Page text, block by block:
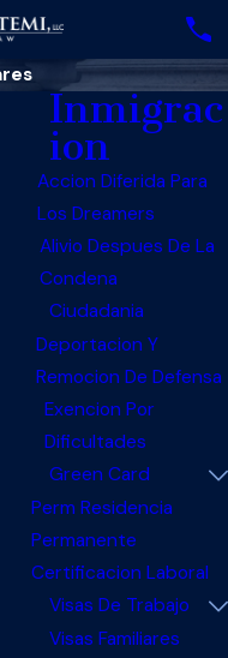
de
Inmigrac
ion
Accion Diferida Para
Los Dreamers
Alivio Despues De La
Condena
Ciudadania
Deportacion Y
Remocion De Defensa
Exencion Por
Dificultades
Green Card
Perm Residencia
Permanente
Certificacion Laboral
Visas De Trabajo
Visas Familiares